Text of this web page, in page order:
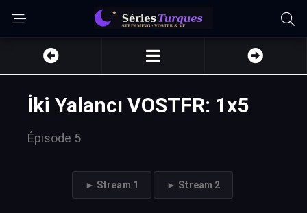
İki Yalancı VOSTFR: 1x5
Épisode 5
► Stream 1 ► Stream 2